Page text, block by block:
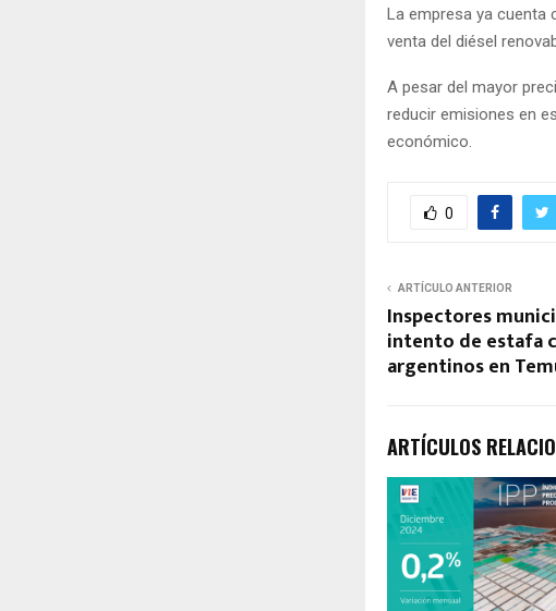
La empresa ya cuenta
venta del diésel
A pesar del mayor
reducir emisiones en
económico.
0
ARTÍCULO ANTERIOR
Inspectores
intento de estafa
argentinos en
ARTÍCULOS